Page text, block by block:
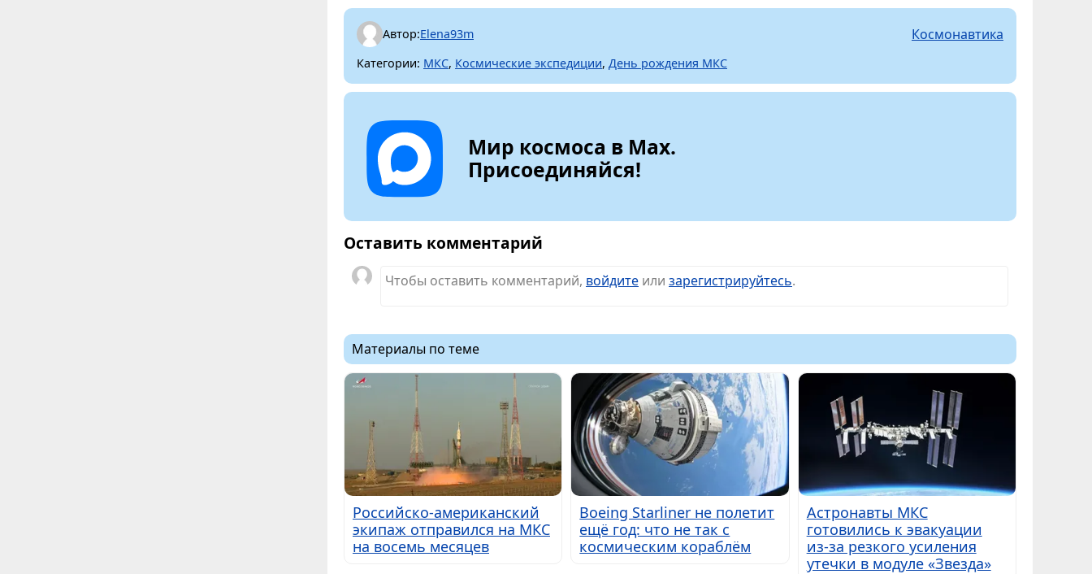
Автор:Elena93m Космонавтика
Категории: МКС, Космические экспедиции, День рождения МКС
Мир космоса в Max.
Присоединяйся!
Оставить комментарий
Чтобы оставить комментарий, войдите или зарегистрируйтесь.
Материалы по теме
Российско-американский
экипаж отправился на МКС
на восемь месяцев
Boeing Starliner не полетит
ещё год: что не так с
космическим кораблём
Астронавты МКС
готовились к эвакуации
из-за резкого усиления
утечки в модуле «Звезда»